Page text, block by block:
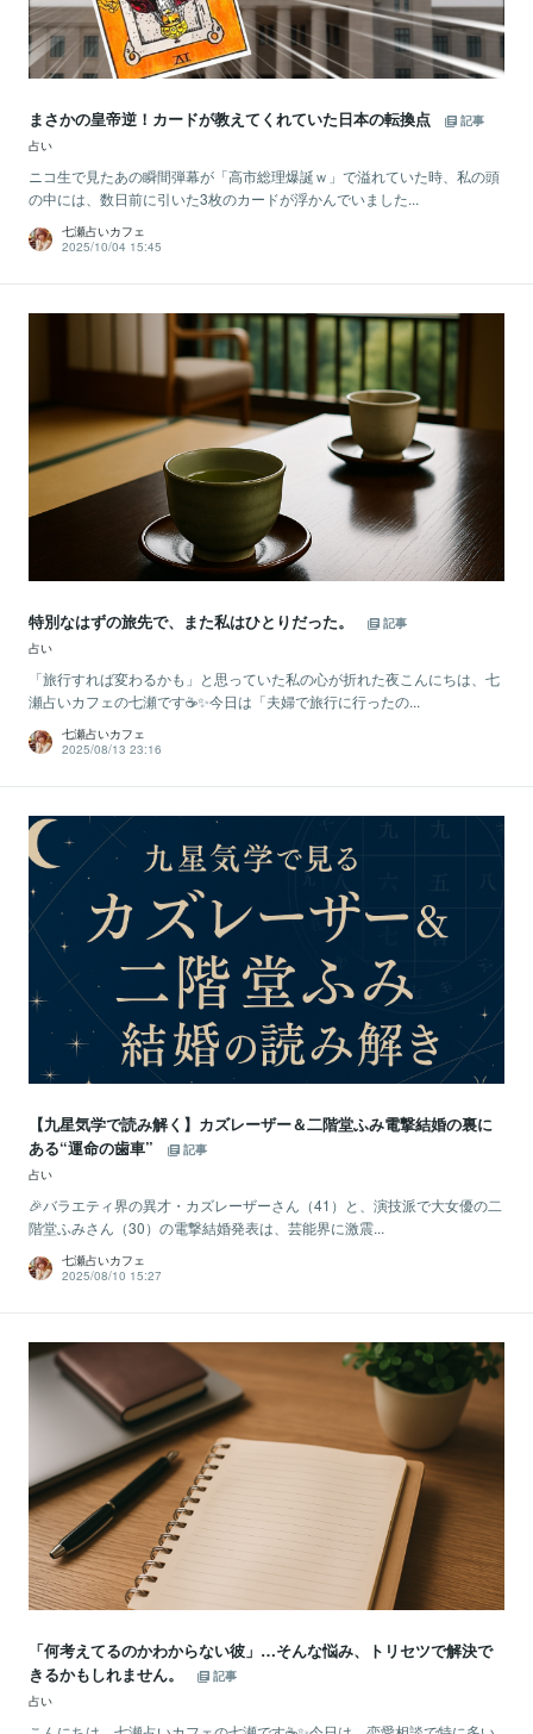
まさかの皇帝逆！カードが教えてくれていた日本の転換点
記事
占い
ニコ生で見たあの瞬間弾幕が「高市総理爆誕ｗ」で溢れていた時、私の頭
の中には、数日前に引いた3枚のカードが浮かんでいました...
七瀬占いカフェ
2025/10/04 15:45
特別なはずの旅先で、また私はひとりだった。
記事
占い
「旅行すれば変わるかも」と思っていた私の心が折れた夜こんにちは、七
瀬占いカフェの七瀬です☕✨今日は「夫婦で旅行に行ったの...
七瀬占いカフェ
2025/08/13 23:16
【九星気学で読み解く】カズレーザー＆二階堂ふみ電撃結婚の裏に
ある“運命の歯車”
記事
占い
🎉バラエティ界の異才・カズレーザーさん（41）と、演技派で大女優の二
階堂ふみさん（30）の電撃結婚発表は、芸能界に激震...
七瀬占いカフェ
2025/08/10 15:27
「何考えてるのかわからない彼」…そんな悩み、トリセツで解決で
きるかもしれません。
記事
占い